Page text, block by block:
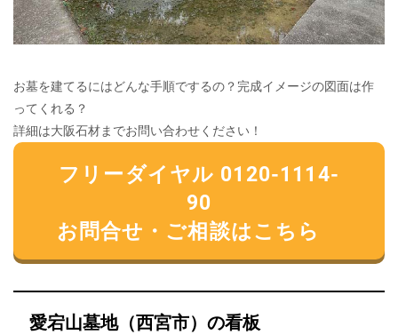
お墓を建てるにはどんな手順でするの？完成イメージの図面は作
ってくれる？
詳細は大阪石材までお問い合わせください！
フリーダイヤル 0120-1114-
90
お問合せ・ご相談はこちら
愛宕山墓地（西宮市）の看板